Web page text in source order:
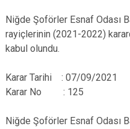
Niğde Şoförler Esnaf Odası
rayiçlerinin (2021-2022)
kabul olundu.
Karar Tarihi : 07/09/2021
Karar No : 125
Niğde Şoförler Esnaf Odası